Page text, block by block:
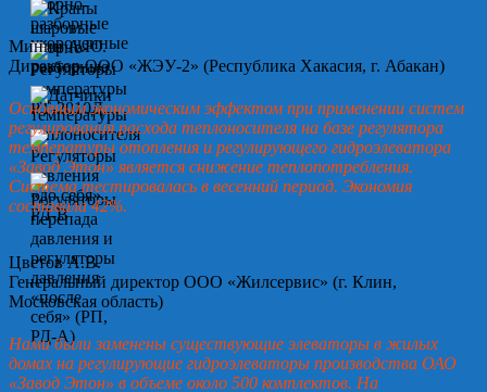
Минин А.Ю.
Директор ООО «ЖЭУ-2» (Республика Хакасия, г. Абакан)
Основным экономическим эффектом при применении систем
регулирования расхода теплоносителя на базе регулятора
температуры отопления и регулирующего гидроэлеватора
«Завод Этон» является снижение теплопотребления.
Система тестировалась в весенний период. Экономия
составила 42%.
Цветов А.В.
Генеральный директор ООО «Жилсервис» (г. Клин,
Московская область)
Нами были заменены существующие элеваторы в жилых
домах на регулирующие гидроэлеваторы производства ОАО
«Завод Этон» в объеме около 500 комплектов. На